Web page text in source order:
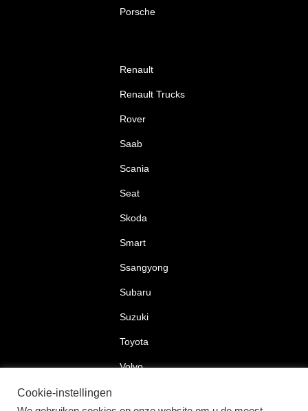
Porsche
Renault
Renault Trucks
Rover
Saab
Scania
Seat
Skoda
Smart
Ssangyong
Subaru
Suzuki
Toyota
Volvo
Cookie-instellingen